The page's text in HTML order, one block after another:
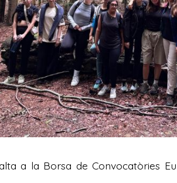
a la Borsa de Convocatòries